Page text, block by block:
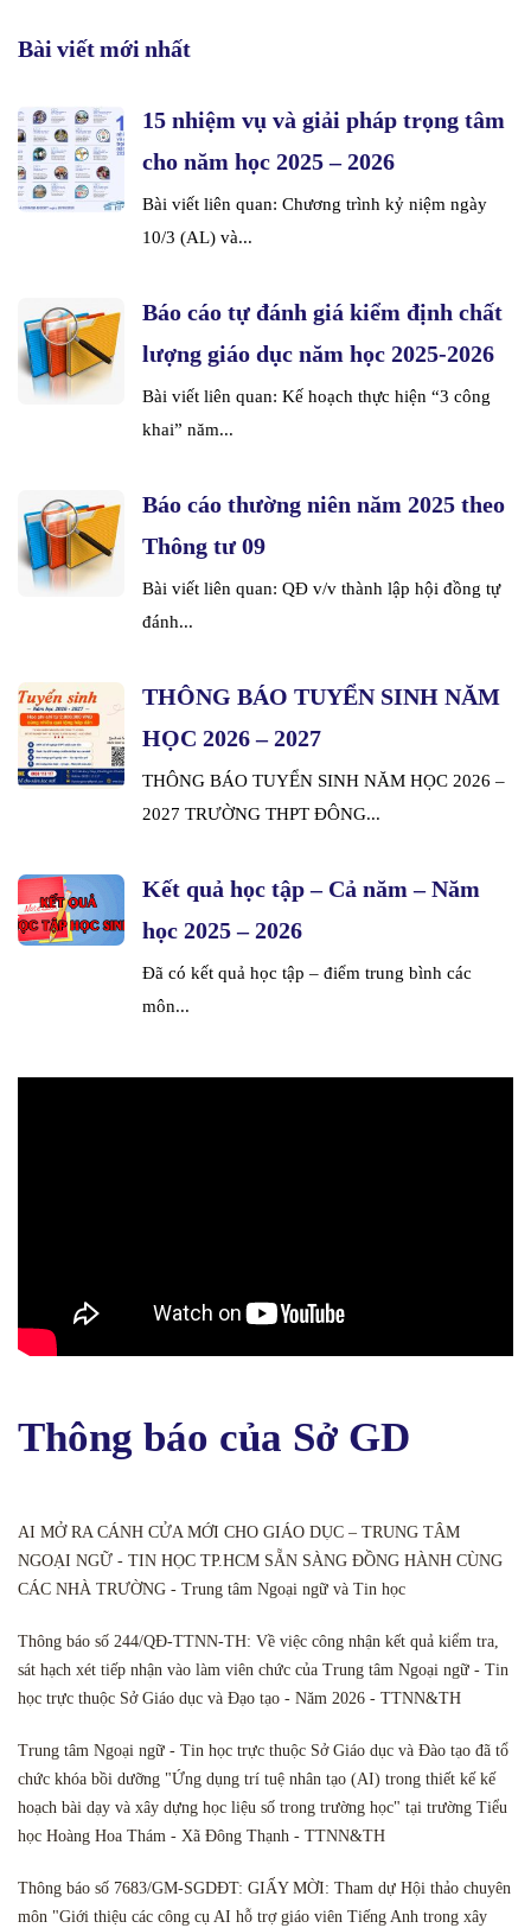
Bài viết mới nhất
15 nhiệm vụ và giải pháp trọng tâm
cho năm học 2025 – 2026
Bài viết liên quan: Chương trình kỷ niệm ngày
10/3 (AL) và...
Báo cáo tự đánh giá kiểm định chất
lượng giáo dục năm học 2025-2026
Bài viết liên quan: Kế hoạch thực hiện “3 công
khai” năm...
Báo cáo thường niên năm 2025 theo
Thông tư 09
Bài viết liên quan: QĐ v/v thành lập hội đồng tự
đánh...
THÔNG BÁO TUYỂN SINH NĂM
HỌC 2026 – 2027
THÔNG BÁO TUYỂN SINH NĂM HỌC 2026 –
2027 TRƯỜNG THPT ĐÔNG...
Kết quả học tập – Cả năm – Năm
học 2025 – 2026
Đã có kết quả học tập – điểm trung bình các
môn...
Thông báo của Sở GD
AI MỞ RA CÁNH CỬA MỚI CHO GIÁO DỤC – TRUNG TÂM
NGOẠI NGỮ - TIN HỌC TP.HCM SẴN SÀNG ĐỒNG HÀNH CÙNG
CÁC NHÀ TRƯỜNG - Trung tâm Ngoại ngữ và Tin học
Thông báo số 244/QĐ-TTNN-TH: Về việc công nhận kết quả kiểm tra,
sát hạch xét tiếp nhận vào làm viên chức của Trung tâm Ngoại ngữ - Tin
học trực thuộc Sở Giáo dục và Đạo tạo - Năm 2026 - TTNN&TH
Trung tâm Ngoại ngữ - Tin học trực thuộc Sở Giáo dục và Đào tạo đã tổ
chức khóa bồi dưỡng "Ứng dụng trí tuệ nhân tạo (AI) trong thiết kế kế
hoạch bài dạy và xây dựng học liệu số trong trường học" tại trường Tiểu
học Hoàng Hoa Thám - Xã Đông Thạnh - TTNN&TH
Thông báo số 7683/GM-SGDĐT: GIẤY MỜI: Tham dự Hội thảo chuyên
môn "Giới thiệu các công cụ AI hỗ trợ giáo viên Tiếng Anh trong xây